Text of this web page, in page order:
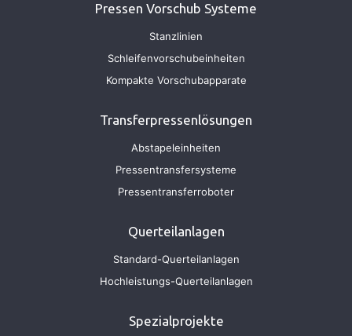
Pressen Vorschub Systeme
Stanzlinien
Schleifenvorschubeinheiten
Kompakte Vorschubapparate
Transferpressenlösungen
Abstapeleinheiten
Pressentransfersysteme
Pressentransferroboter
Querteilanlagen
Standard-Querteilanlagen
Hochleistungs-Querteilanlagen
Spezialprojekte